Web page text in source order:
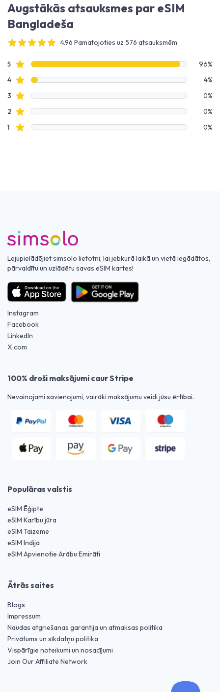
Augstākās atsauksmes par eSIM
Bangladeša
4.96 Pamatojoties uz 576 atsauksmēm
Atsauksmju dati
5Zvaigžņu atsauksmes
96%
4Zvaigžņu atsauksmes
4%
3 Zvaigžņu atsauksmes
0%
2Zvaigžņu atsauksmes
0%
1 Zvaigžņu atsauksmes 0%
Lejupielādējiet simsolo lietotni, lai jebkurā laikā un vietā iegādātos,
pārvaldītu un uzlādētu savas eSIM kartes!
Instagram
Facebook
LinkedIn
X.com
100% droši maksājumi caur Stripe
Nevainojami savienojumi, vairāki maksājumu veidi jūsu ērtībai.
Populāras valstis
eSIM Ēģipte
eSIM Karību jūra
eSIM Taizeme
eSIM Indija
eSIM Apvienotie Arābu Emirāti
Ātrās saites
Blogs
Impressum
Naudas atgriešanas garantija un atmaksas politika
Privātums un sīkdatņu politika
Vispārīgie noteikumi un nosacījumi
Join Our Affiliate Network